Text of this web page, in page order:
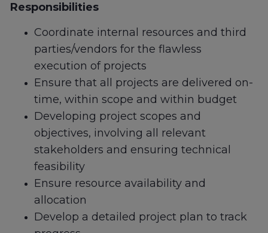
Responsibilities
Coordinate internal resources and third
parties/vendors for the flawless
execution of projects
Ensure that all projects are delivered on-
time, within scope and within budget
Developing project scopes and
objectives, involving all relevant
stakeholders and ensuring technical
feasibility
Ensure resource availability and
allocation
Develop a detailed project plan to track